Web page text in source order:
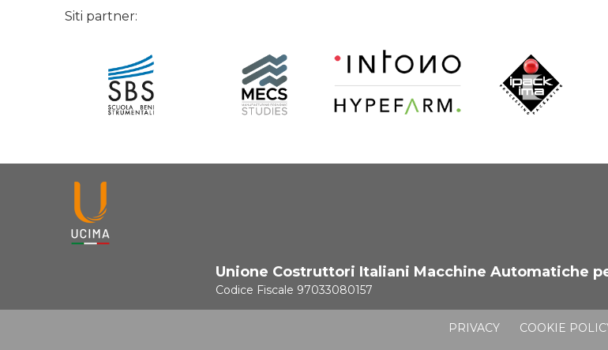
Siti partner:
Unione Costruttori Italiani Macchine Automatiche
Codice Fiscale 97033080157
PRIVACY COOKIE